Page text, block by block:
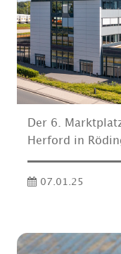
Der 6.
Herford in
07.01.25